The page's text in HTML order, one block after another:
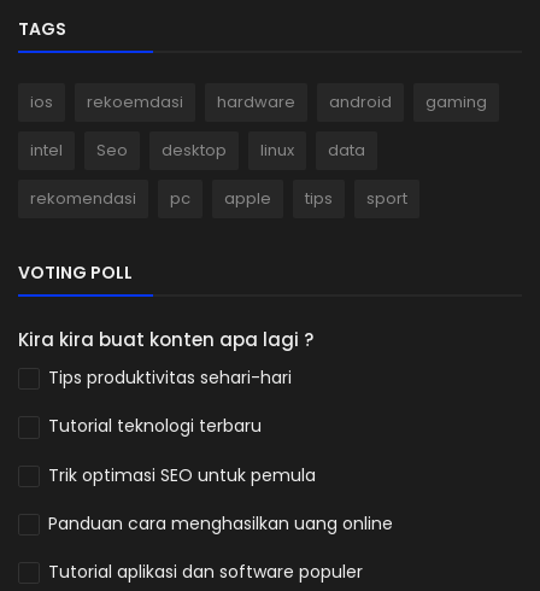
TAGS
ios rekoemdasi hardware android gaming
intel Seo desktop linux data
rekomendasi pc apple tips sport
VOTING POLL
Kira kira buat konten apa lagi ?
Tips produktivitas sehari-hari
Tutorial teknologi terbaru
Trik optimasi SEO untuk pemula
Panduan cara menghasilkan uang online
Tutorial aplikasi dan software populer